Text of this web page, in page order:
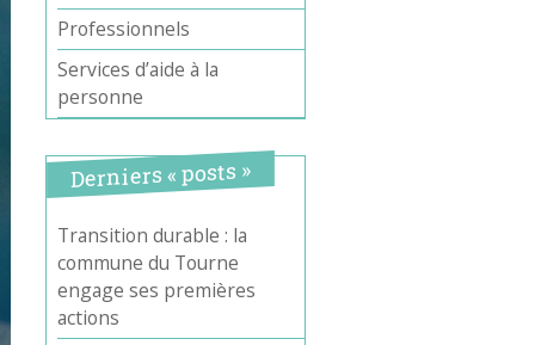
Professionnels
Services d’aide à la
personne
Derniers « posts »
Transition durable : la
commune du Tourne
engage ses premières
actions